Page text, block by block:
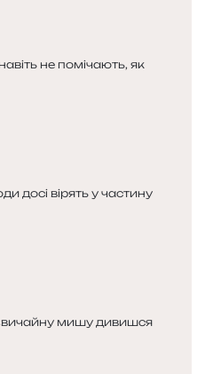
не помічають, як
досі вірять у частину
мишу дивишся